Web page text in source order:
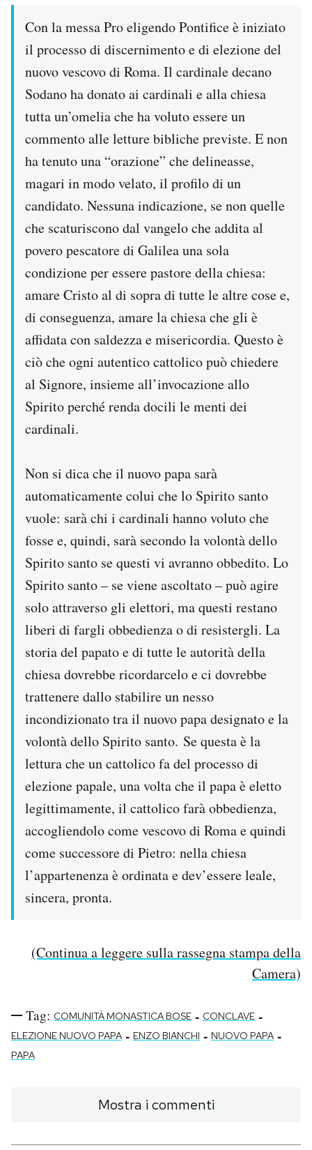
Con la messa Pro eligendo Pontifice è iniziato
il processo di discernimento e di elezione del
nuovo vescovo di Roma. Il cardinale decano
Sodano ha donato ai cardinali e alla chiesa
tutta un’omelia che ha voluto essere un
commento alle letture bibliche previste. E non
ha tenuto una “orazione” che delineasse,
magari in modo velato, il profilo di un
candidato. Nessuna indicazione, se non quelle
che scaturiscono dal vangelo che addita al
povero pescatore di Galilea una sola
condizione per essere pastore della chiesa:
amare Cristo al di sopra di tutte le altre cose e,
di conseguenza, amare la chiesa che gli è
affidata con saldezza e misericordia. Questo è
ciò che ogni autentico cattolico può chiedere
al Signore, insieme all’invocazione allo
Spirito perché renda docili le menti dei
cardinali.
Non si dica che il nuovo papa sarà
automaticamente colui che lo Spirito santo
vuole: sarà chi i cardinali hanno voluto che
fosse e, quindi, sarà secondo la volontà dello
Spirito santo se questi vi avranno obbedito. Lo
Spirito santo – se viene ascoltato – può agire
solo attraverso gli elettori, ma questi restano
liberi di fargli obbedienza o di resistergli. La
storia del papato e di tutte le autorità della
chiesa dovrebbe ricordarcelo e ci dovrebbe
trattenere dallo stabilire un nesso
incondizionato tra il nuovo papa designato e la
volontà dello Spirito santo. Se questa è la
lettura che un cattolico fa del processo di
elezione papale, una volta che il papa è eletto
legittimamente, il cattolico farà obbedienza,
accogliendolo come vescovo di Roma e quindi
come successore di Pietro: nella chiesa
l’appartenenza è ordinata e dev’essere leale,
sincera, pronta.
(Continua a leggere sulla rassegna stampa della
Camera)
Tag: COMUNITÀ MONASTICA BOSE - CONCLAVE -
ELEZIONE NUOVO PAPA - ENZO BIANCHI - NUOVO PAPA -
PAPA
Mostra i commenti